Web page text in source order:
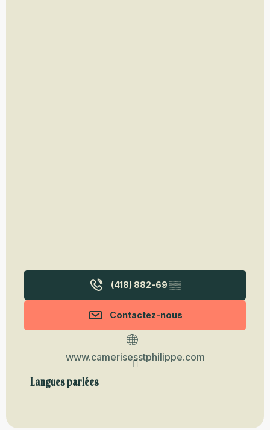
(418) 882-69 ▒▒
Contactez-nous
www.camerisesstphilippe.com
Langues parlées
Langues parlées